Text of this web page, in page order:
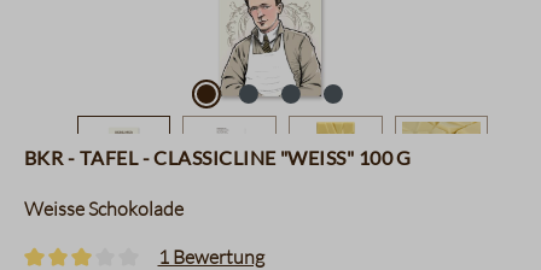
BKR - Tafel - ClassicLine "Weiss" 100 g
Weisse Schokolade
1 Bewertung